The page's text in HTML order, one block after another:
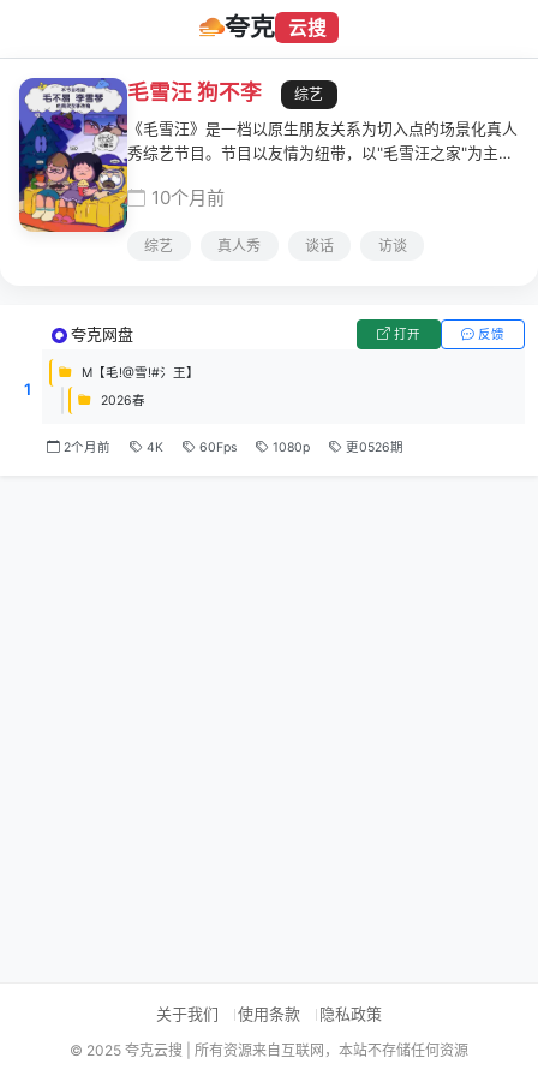
夸克 云搜
毛雪汪 狗不李
综艺
《毛雪汪》是一档以原生朋友关系为切入点的场景化真人
秀综艺节目。节目以友情为纽带，以"毛雪汪之家"为主要
朋友之间真实有趣的故事，在嬉笑中撕开生活日常的现
实的成长。节目常年周更播出，为城市中努力打拼的年轻
10个月前
综艺 真人秀 谈话 访谈
1
夸克网盘 打开 反馈
M【毛!@雪!#氵王】
2026春
2个月前 4K 60Fps 1080p 更0526期
关于我们 使用条款 隐私政策
© 2025 夸克云搜 | 所有资源来自互联网，本站不存储任何资源